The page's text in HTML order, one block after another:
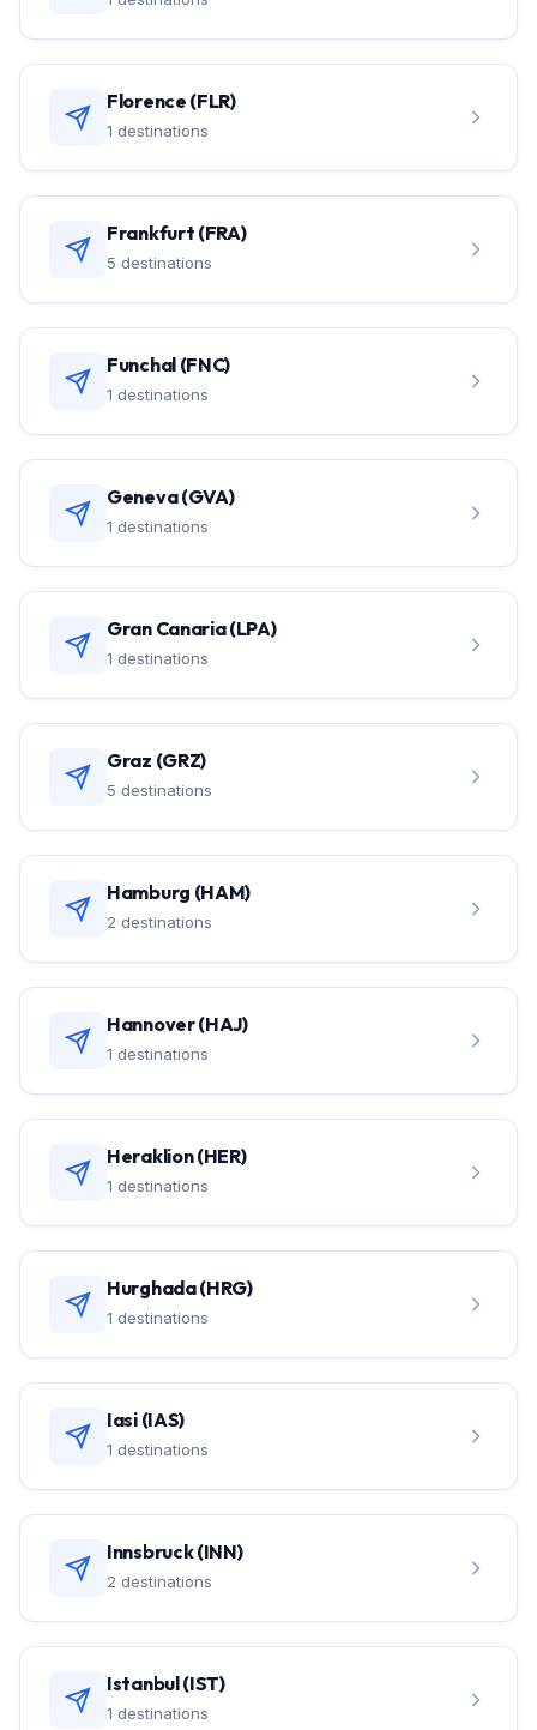
Florence (FLR)
1 destinations
Frankfurt (FRA)
5 destinations
Funchal (FNC)
1 destinations
Geneva (GVA)
1 destinations
Gran Canaria (LPA)
1 destinations
Graz (GRZ)
5 destinations
Hamburg (HAM)
2 destinations
Hannover (HAJ)
1 destinations
Heraklion (HER)
1 destinations
Hurghada (HRG)
1 destinations
Iasi (IAS)
1 destinations
Innsbruck (INN)
2 destinations
Istanbul (IST)
1 destinations